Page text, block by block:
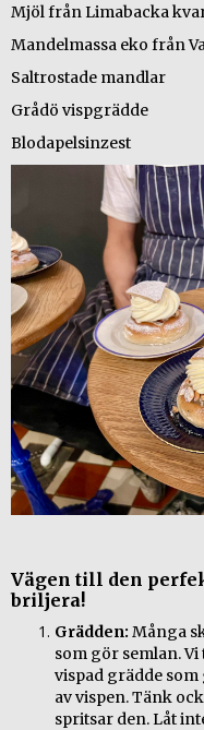
Mjöl från Limabacka
Mandelmassa eko från
Saltrostade mandlar
Grådö vispgrädde
Blodapelsinzest
Vägen till den
briljera!
Grädden: Många
som gör semlan.
vispad grädde
av vispen. Tänk
spritsar den. Låt